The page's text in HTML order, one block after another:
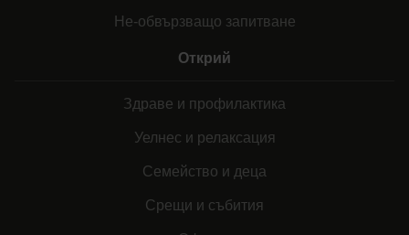
Не-обвързващо запитване
Открий
Здраве и профилактика
Уелнес и релаксация
Семейство и деца
Срещи и събития